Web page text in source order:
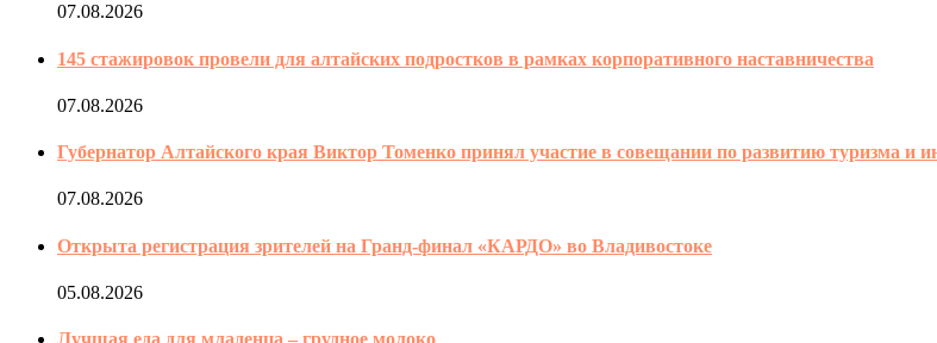
07.08.2026
145 стажировок провели для алтайских подростков в рамках корпоративного наставничества
07.08.2026
Губернатор Алтайского края Виктор Томенко принял участие в совещании по развитию туризма и
07.08.2026
Открыта регистрация зрителей на Гранд-финал «КАРДО» во Владивостоке
05.08.2026